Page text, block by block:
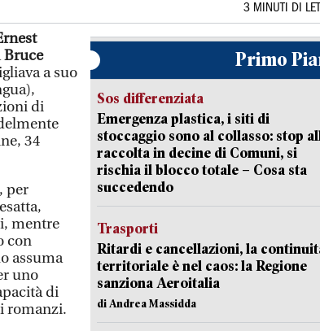
3 MINUTI DI
Bruce
a suo
di
34
per
mentre
con
assuma
uno
di
romanzi.
Primo
Sos differenziata
Emergenza plastica, i siti di
stoccaggio sono al collasso: stop
raccolta in decine di Comuni, si
rischia il blocco totale – Cosa sta
succedendo
Trasporti
Ritardi e cancellazioni, la
territoriale è nel caos: la Regione
sanziona Aeroitalia
di Andrea Massidda